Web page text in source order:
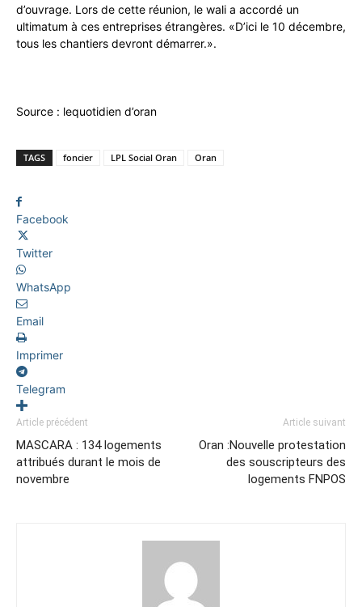
d’ouvrage. Lors de cette réunion, le wali a accordé un
ultimatum à ces entreprises étrangères. «D’ici le 10 décembre,
tous les chantiers devront démarrer.».
Source : lequotidien d’oran
TAGS foncier LPL Social Oran Oran
Facebook
Twitter
WhatsApp
Email
Imprimer
Telegram
Article précédent
MASCARA : 134 logements
attribués durant le mois de
novembre
Article suivant
Oran :Nouvelle protestation
des souscripteurs des
logements FNPOS